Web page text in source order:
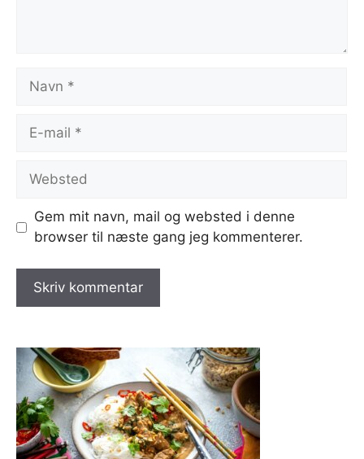
Navn
Websted
Gem mit navn, mail og websted i denne
browser til næste gang jeg kommenterer.